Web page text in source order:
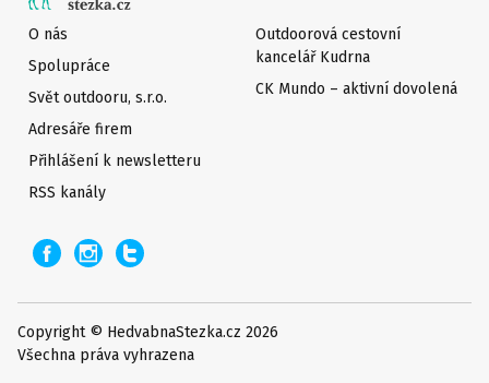
O nás
Spolupráce
Svět outdooru, s.r.o.
Adresáře firem
Přihlášení k newsletteru
Outdoorová cestovní
kancelář Kudrna
CK Mundo – aktivní dovolená
RSS kanály
Copyright © HedvabnaStezka.cz 2026
Všechna práva vyhrazena